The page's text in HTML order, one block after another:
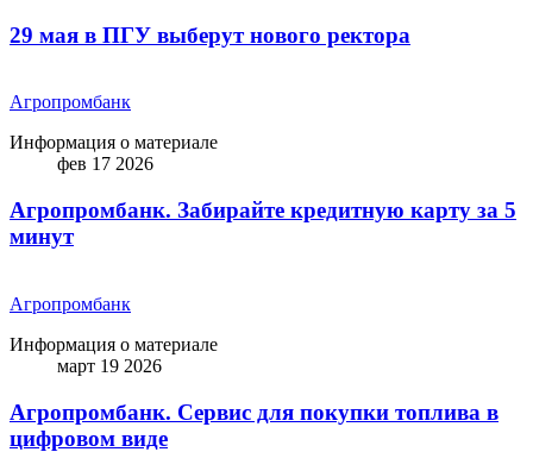
29 мая в ПГУ выберут нового ректора
Агропромбанк
Информация о материале
фев 17 2026
Агропромбанк. Забирайте кредитную карту за 5
минут
Агропромбанк
Информация о материале
март 19 2026
Агропромбанк. Сервис для покупки топлива в
цифровом виде